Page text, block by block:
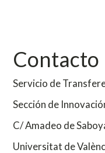
Contacto
Servicio de
Sección de
C/ Amadeo de
Universitat de